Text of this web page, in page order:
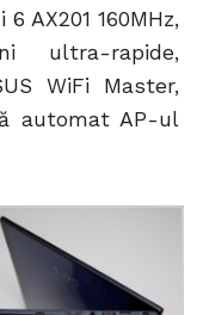
AX201 160MHz,
ultra-rapide,
WiFi Master,
automat AP-ul